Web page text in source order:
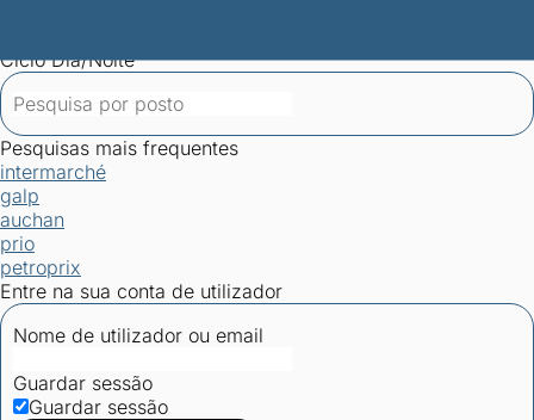
Ciclo Dia/Noite
Pesquisas mais frequentes
intermarché
galp
auchan
prio
petroprix
Entre na sua conta de utilizador
Nome de utilizador ou email
Guardar sessão
Guardar sessão